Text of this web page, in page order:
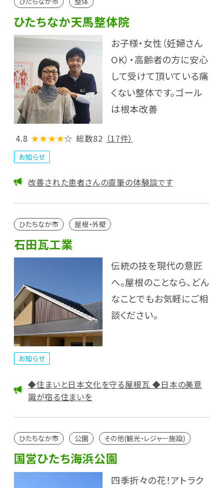
ひたちなか天馬整体院
お子様・女性（妊婦さん
OK）・高齢者の方に安心
して受けて頂いている痛
くない整体です。ゴール
は根本改善
4.8 ★★★★☆ 総数82 （17件）
お知らせ
改善された患者さんの直筆の体験談です
ひたちなか市 屋根・外壁
石田瓦工業
伝統の技を現代の意匠
へ。屋根のことなら、どん
なことでもお気軽にご相
談ください。
お知らせ
◆住まいと日本文化を守る屋根瓦 ◆日本の美意
識が宿る住まいを
ひたちなか市 公園 その他(観光・レジャー施設)
国営ひたち海浜公園
四季折々の花！アトラク